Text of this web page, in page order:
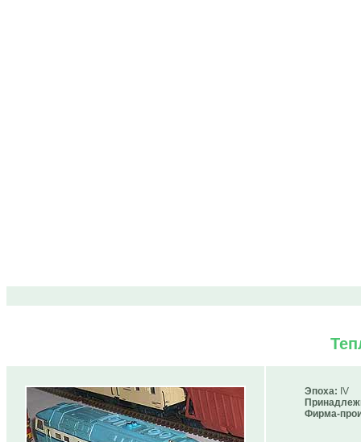
Эпоха: IV
Фирма-